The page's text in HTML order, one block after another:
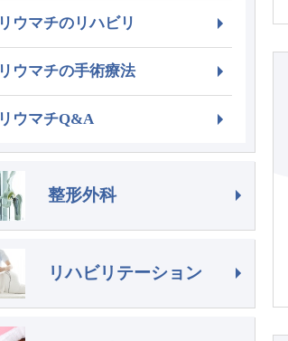
リウマチのリハビリ
リウマチの手術療法
リウマチQ&A
整形外科
リハビリテーション